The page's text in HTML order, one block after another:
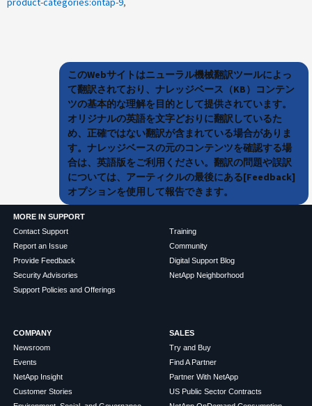
このWebサイトはニューラル機械翻訳ツールによっ
て翻訳されており、ナレッジベース（KB）コンテン
ツの基本的な理解を目的として提供されています。
オリジナルの英語を文字どおりに翻訳しているた
め、正確ではない翻訳が含まれている場合がありま
す。ナレッジベースの元のコンテンツを確認する場
合は、英語版をご利用ください。翻訳の問題や誤訳
については、アーティクルの最後にある[Feedback]
オプションを使用して報告できます。
MORE IN SUPPORT
Contact Support
Report an Issue
Provide Feedback
Security Advisories
Support Policies and Offerings
Training
Community
Digital Support Blog
NetApp Neighborhood
COMPANY
Newsroom
Events
NetApp Insight
Customer Stories
SALES
Try and Buy
Find A Partner
Partner With NetApp
US Public Sector Contracts